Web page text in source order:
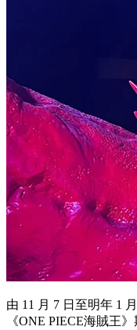
由 11 月 7 日至明年 1
《ONE PIECE海賊王